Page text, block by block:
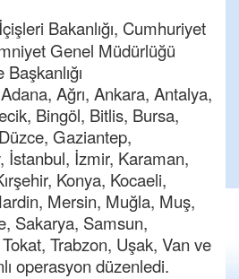
İçişleri Bakanlığı, Cumhuriyet
Genel Müdürlüğü
Ağrı, Ankara, Antalya,
Bingöl, Bitlis, Bursa,
Gaziantep,
İstanbul, İzmir, Karaman,
Konya, Kocaeli,
Mersin, Muğla, Muş,
Sakarya, Samsun,
Trabzon, Uşak, Van ve
operasyon düzenledi.